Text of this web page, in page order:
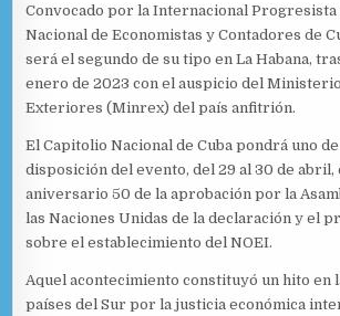
Convocado por la Internacional Progresista
Nacional de Economistas y Contadores de
será el segundo de su tipo en La Habana,
enero de 2023 con el auspicio del
Exteriores (Minrex) del país anfitrión.
El Capitolio Nacional de Cuba pondrá uno
disposición del evento, del 29 al 30 de abril,
aniversario 50 de la aprobación por la
las Naciones Unidas de la declaración y el
sobre el establecimiento del NOEI.
Aquel acontecimiento constituyó un hito en
países del Sur por la justicia económica